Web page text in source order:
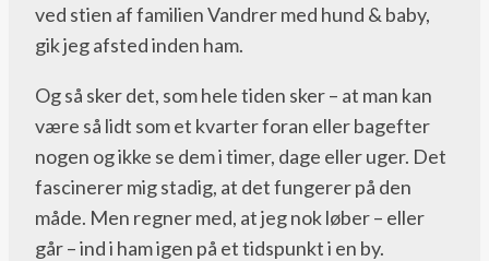
ved stien af familien Vandrer med hund & baby,
gik jeg afsted inden ham.
Og så sker det, som hele tiden sker – at man kan
være så lidt som et kvarter foran eller bagefter
nogen og ikke se dem i timer, dage eller uger. Det
fascinerer mig stadig, at det fungerer på den
måde. Men regner med, at jeg nok løber – eller
går – ind i ham igen på et tidspunkt i en by.